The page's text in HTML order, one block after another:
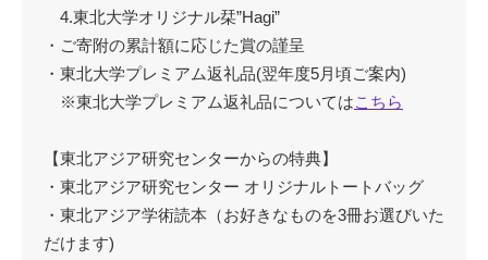
4.東北大学オリジナル栞”Hagi”
・ご寄附の累計額に応じた賞の謹呈
・東北大学プレミアム返礼品(翌年度5月頃ご案内)
※東北大学プレミアム返礼品についてはこちら
【東北アジア研究センターからの特典】
・東北アジア研究センター オリジナルトートバッグ
・東北アジア学術読本（お好きなものを3冊お選びいた
だけます)